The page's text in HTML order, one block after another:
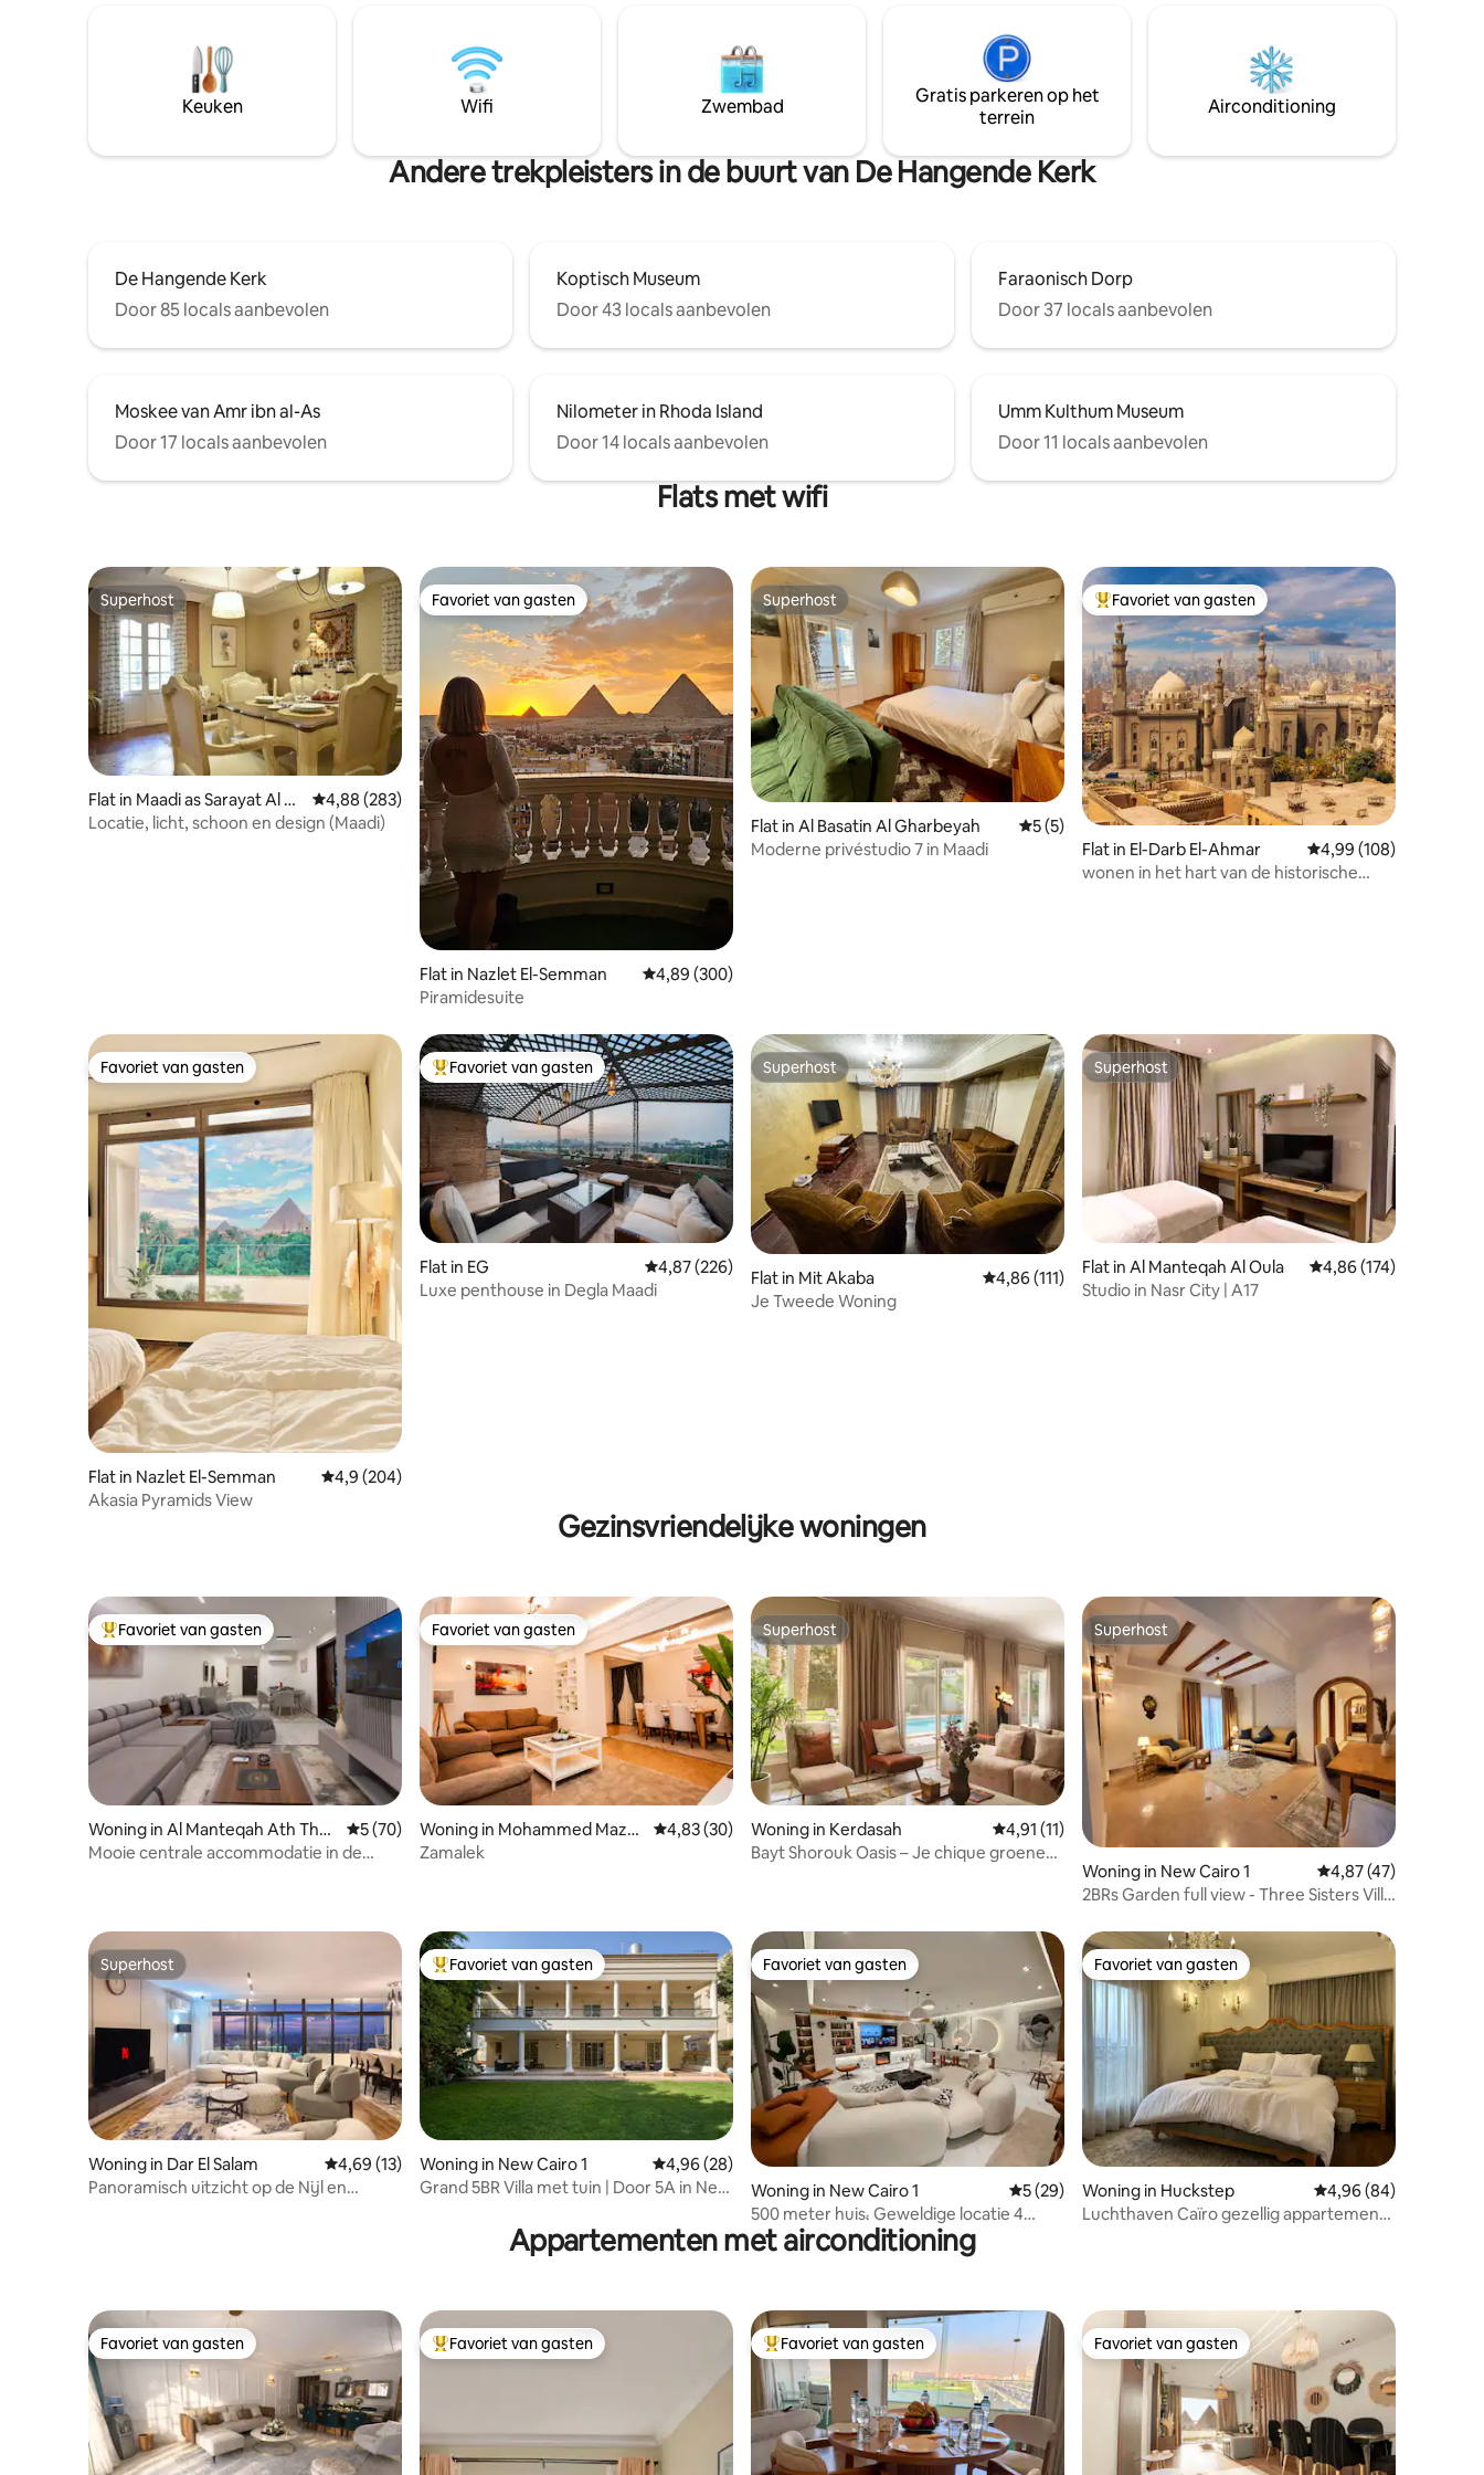
Caïro met uitzicht op de piramides. De
ruimte is zorgvuldig ontworpen en nieuw
ingericht en combineert modern
comfort met een onvergetelijk
ervaring begint hier.
het meeste uit je reis te halen! We doen
er alles aan om onze gasten de magische
gastvrijheid te bieden die ze verdienen.
slaapkamers beschikt over een ruime en
charmante woonkamer, een open
keuken, een eethoek en een slaaphoek,
een grote badkamer en een kleine,
gedeeltelijk open zithoek in de open
traagschuimmatrassen, beddengoed
van hotelkwaliteit van Egyptisch katoen.
Ontspan in comfort en stijl met een
Keuken Wifi Zwembad
Gratis parkeren op het
terrein
Airconditioning
Andere trekpleisters in de buurt van De Hangende Kerk
De Hangende Kerk
Door 85 locals aanbevolen
Koptisch Museum
Door 43 locals aanbevolen
Faraonisch Dorp
Door 37 locals aanbevolen
Moskee van Amr ibn al-As
Door 17 locals aanbevolen
Nilometer in Rhoda Island
Door 14 locals aanbevolen
Umm Kulthum Museum
Door 11 locals aanbevolen
Flats met wifi
Superhost
Superhost
Flat in Maadi as Sarayat Al G
harbeyah
Gemiddelde beoordeling van 4,88 op 5, 283 recensies
4,88 (283)
Locatie, licht, schoon en design (Maadi)
Favoriet van gasten
Favoriet van gasten
Flat in Nazlet El-Semman Gemiddelde beoordeling van 4,89 op 5, 300 recensies
4,89 (300)
Piramidesuite
Superhost
Superhost
Flat in Al Basatin Al Gharbeyah Gemiddelde beoordeling van 5 op 5, 5 recensies
5 (5)
Moderne privéstudio 7 in Maadi
Topfavoriet van gasten
Favoriet van gasten
Flat in El-Darb El-Ahmar Gemiddelde
4,99 (108)
wonen in het hart van de historische
Favoriet van gasten
Favoriet van gasten
Flat in Nazlet El-Semman Gemiddelde beoordeling van 4,9 op 5, 204 recensies
4,9 (204)
Akasia Pyramids View
Topfavoriet van gasten
Favoriet van gasten
Flat in EG Gemiddelde beoordeling van 4,87 op 5, 226 recensies
4,87 (226)
Luxe penthouse in Degla Maadi
Superhost
Superhost
Flat in Mit Akaba Gemiddelde beoordeling van 4,86 op 5, 111 recensies
4,86 (111)
Je Tweede Woning
Superhost
Superhost
Flat in Al Manteqah Al Oula Gemiddelde
4,86 (174)
Studio in Nasr City | A17
Gezinsvriendelijke woningen
Topfavoriet van gasten
Favoriet van gasten
Woning in Al Manteqah Ath Tha
menah
Gemiddelde beoordeling van 5 op 5, 70 recensies
5 (70)
Mooie centrale accommodatie in de
Favoriet van gasten
Favoriet van gasten
Woning in Mohammed Mazh
ar
Gemiddelde beoordeling van 4,83 op 5, 30 recensies
4,83 (30)
Zamalek
Superhost
Superhost
Woning in Kerdasah Gemiddelde beoordeling van 4,91 op 5, 11 recensies
4,91 (11)
Bayt Shorouk Oasis – Je chique groene
Superhost
Superhost
Woning in New Cairo 1 Gemiddelde
4,87 (47)
2BRs Garden full view - Three Sisters Villa
Superhost
Superhost
Woning in Dar El Salam Gemiddelde beoordeling van 4,69 op 5, 13 recensies
4,69 (13)
Panoramisch uitzicht op de Nijl en
Topfavoriet van gasten
Favoriet van gasten
Woning in New Cairo 1 Gemiddelde beoordeling van 4,96 op 5, 28 recensies
4,96 (28)
Grand 5BR Villa met tuin | Door 5A in New
Favoriet van gasten
Favoriet van gasten
Woning in New Cairo 1 Gemiddelde beoordeling van 5 op 5, 29 recensies
5 (29)
500 meter huis، Geweldige locatie 4
kamers
Favoriet van gasten
Favoriet van gasten
Woning in Huckstep Gemiddelde
4,96 (84)
Luchthaven Caïro gezellig appartement
Appartementen met airconditioning
Favoriet van gasten
Favoriet van gasten Topfavoriet van gasten
Favoriet van gasten Topfavoriet van gasten
Favoriet van gasten Favoriet van gasten
Favoriet van gasten